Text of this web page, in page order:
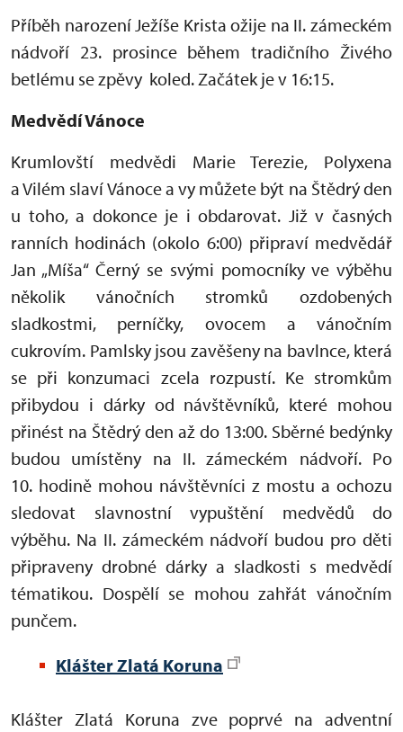
Příběh narození Ježíše Krista ožije na II. zámeckém
nádvoří 23. prosince během tradičního Živého
betlému se zpěvy koled. Začátek je v 16:15.
Medvědí Vánoce
Krumlovští medvědi Marie Terezie, Polyxena
a Vilém slaví Vánoce a vy můžete být na Štědrý den
u toho, a dokonce je i obdarovat. Již v časných
ranních hodinách (okolo 6:00) připraví medvědář
Jan „Míša“ Černý se svými pomocníky ve výběhu
několik vánočních stromků ozdobených
sladkostmi, perníčky, ovocem a vánočním
cukrovím. Pamlsky jsou zavěšeny na bavlnce, která
se při konzumaci zcela rozpustí. Ke stromkům
přibydou i dárky od návštěvníků, které mohou
přinést na Štědrý den až do 13:00. Sběrné bedýnky
budou umístěny na II. zámeckém nádvoří. Po
10. hodině mohou návštěvníci z mostu a ochozu
sledovat slavnostní vypuštění medvědů do
výběhu. Na II. zámeckém nádvoří budou pro děti
připraveny drobné dárky a sladkosti s medvědí
tématikou. Dospělí se mohou zahřát vánočním
punčem.
Klášter Zlatá Koruna
Klášter Zlatá Koruna zve poprvé na adventní